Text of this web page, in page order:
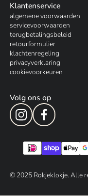
Klantenservice
algemene voorwaarden
servicevoorwaarden
terugbetalingsbeleid
retourformulier
klachtenregeling
privacyverklaring
cookievoorkeuren
Volg ons op
© 2025Rokjeklokje. Alle